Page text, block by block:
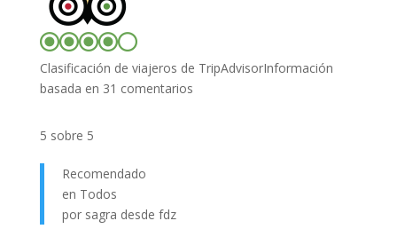
Clasificación de viajeros de TripAdvisorInformación
basada en 31 comentarios
5 sobre 5
Recomendado
en Todos
por sagra desde fdz